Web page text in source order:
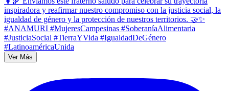
Ver Más